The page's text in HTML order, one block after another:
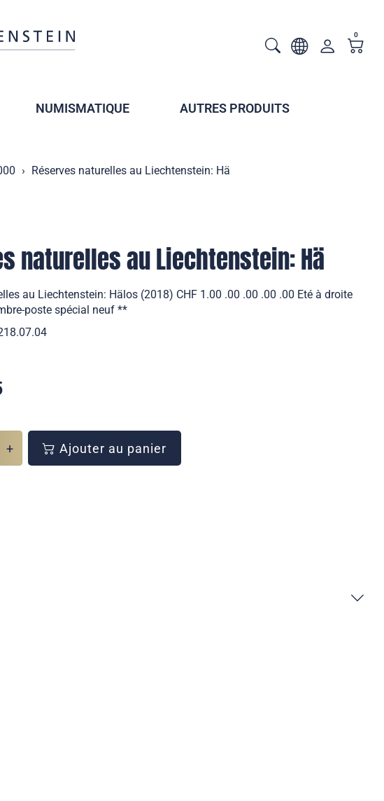
0
NUMISMATIQUE AUTRES PRODUITS
Réserves naturelles au Liechtenstein: Hä
naturelles au Liechtenstein: Hä
au Liechtenstein: Hälos (2018) CHF 1.00 .00 .00 .00 .00 Eté à droite
poste spécial neuf **
+ Ajouter au panier